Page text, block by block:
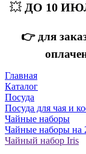
💥 ДО 10
👉 для
Главная
Каталог
Посуда
Посуда для чая и
Чайные наборы
Чайные наборы на
Чайный набор Iris